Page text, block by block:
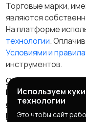
Торговые марки,
являются
На платформе
технологии.
Условиями и
инструментов.
Отказ от
Политика
соглашение
Правообладателям
Используем
технологии
Это чтобы сайт